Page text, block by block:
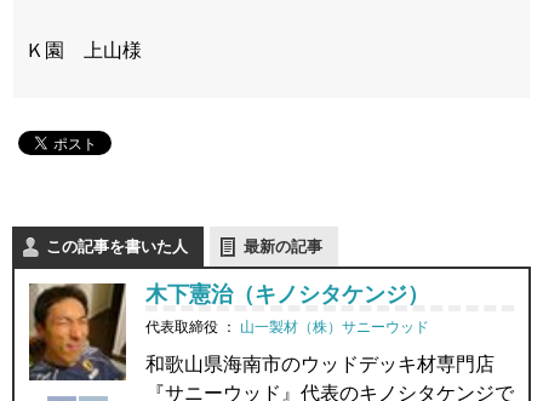
Ｋ園 上山様
この記事を書いた人 最新の記事
木下憲治（キノシタケンジ）
代表取締役 ： 山一製材（株）サニーウッド
和歌山県海南市のウッドデッキ材専門店
『サニーウッド』代表のキノシタケンジで